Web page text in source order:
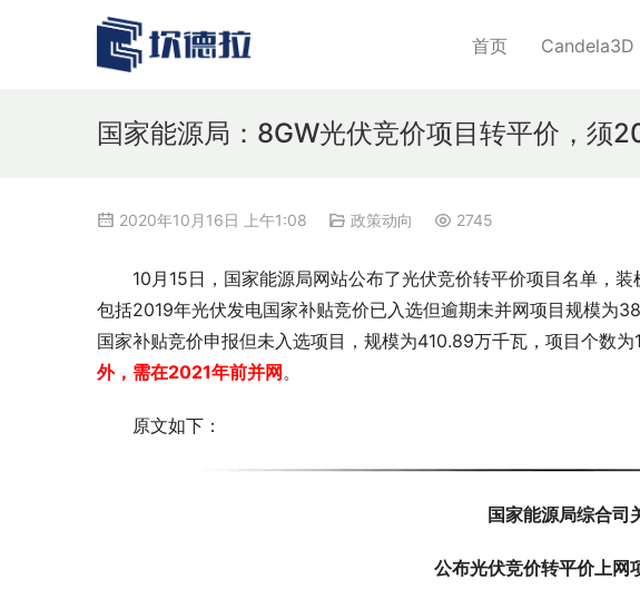
首页 Candela3D
国家能源局：8GW光伏竞价项目转平价，须
2020年10月16日 上午1:08 政策动向 2745
10月15日，国家能源局网站公布了光伏竞价转平价项目名单，装
包括2019年光伏发电国家补贴竞价已入选但逾期未并网项目规模为
国家补贴竞价申报但未入选项目，规模为410.89万千瓦，项目个数为
外，需在2021年前并网。
原文如下：
国家能源局综合司
公布光伏竞价转平价上网